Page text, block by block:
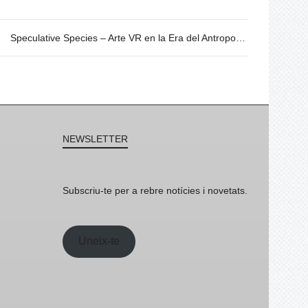
Speculative Species – Arte VR en la Era del Antropoceno. 20/06 @19h
NEWSLETTER
Subscriu-te per a rebre notícies i novetats.
Uneix-te